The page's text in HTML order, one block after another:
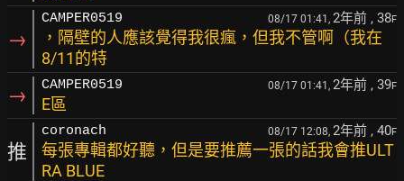
→
CAMPER0519 08/17 01:41, 2年前 , 38F
，隔壁的人應該覺得我很瘋，但我不管啊（我在
8/11的特
→ CAMPER0519 08/17 01:41, 2年前 , 39F
E區
推
coronach 08/17 12:08, 2年前 , 40F
每張專輯都好聽，但是要推薦一張的話我會推ULT
RA BLUE